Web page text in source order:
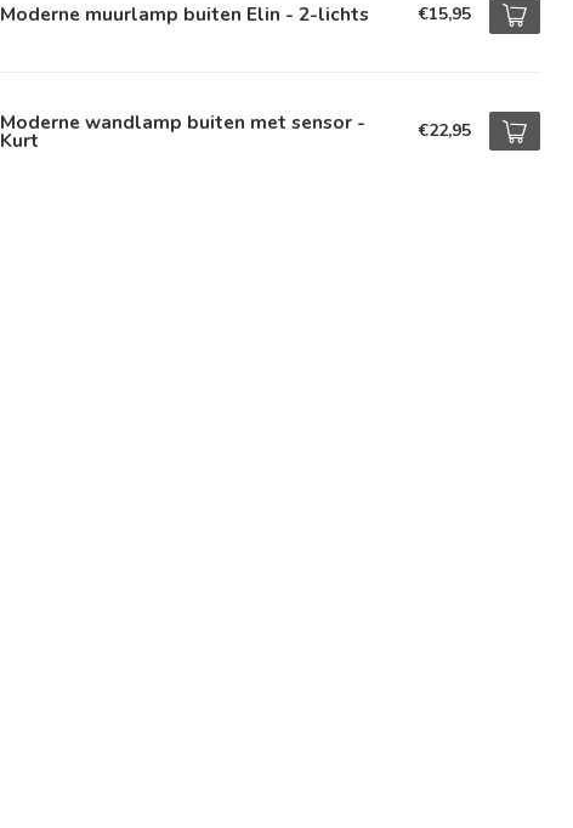
Moderne muurlamp buiten Elin - 2-lichts €15,95
Moderne wandlamp buiten met sensor -
Kurt €22,95